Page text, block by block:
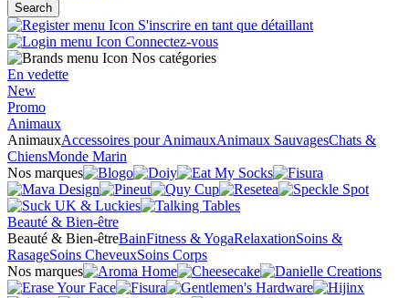
Search
S'inscrire en tant que détaillant
Connectez-vous
Nos catégories
En vedette
New
Promo
Animaux
AnimauxAccessoires pour AnimauxAnimaux SauvagesChats &
ChiensMonde Marin
Nos marques
Beauté & Bien-être
Beauté & Bien-êtreBainFitness & YogaRelaxationSoins &
RasageSoins CheveuxSoins Corps
Nos marques